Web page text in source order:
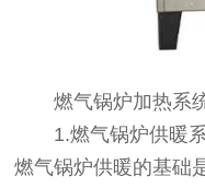
燃气锅炉加热系统
1.燃气锅炉供暖系
燃气锅炉供暖的基础